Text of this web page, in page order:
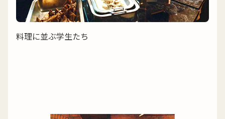
料理に並ぶ学生たち